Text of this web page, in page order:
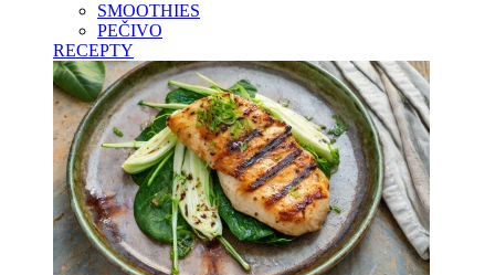
SMOOTHIES
PEČIVO
RECEPTY